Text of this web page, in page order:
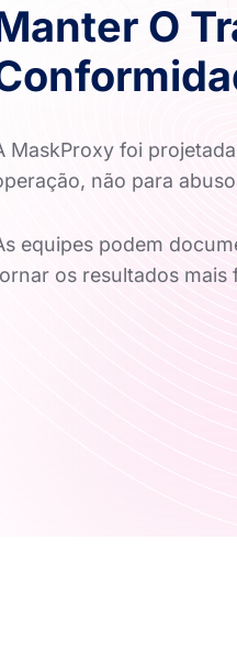
O
MaskProxy foi
não para
equipes podem
os resultados mais